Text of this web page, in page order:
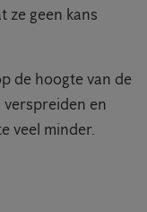
ze geen kans
de hoogte van de
verspreiden en
veel minder.